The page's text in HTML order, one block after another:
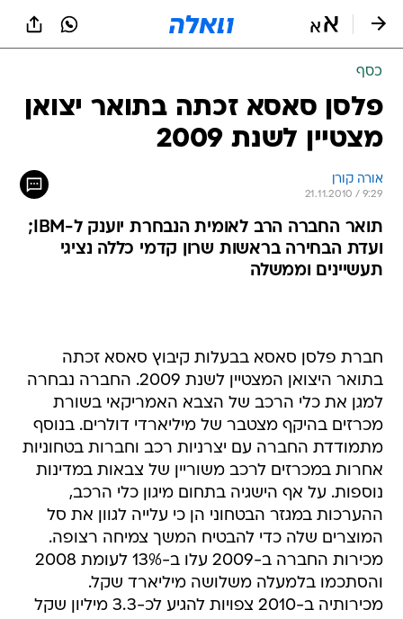
כסף
פלסן סאסא זכתה בתואר יצואן
מצטיין לשנת 2009
אורה קורן
21.11.2010 / 9:29
תואר החברה הרב לאומית הנבחרת יוענק ל-IBM;
ועדת הבחירה בראשות שרון קדמי כללה נציגי
תעשיינים וממשלה
חברת פלסן סאסא בבעלות קיבוץ סאסא זכתה
בתואר היצואן המצטיין לשנת 2009. החברה נבחרה
למגן את כלי הרכב של הצבא האמריקאי בשורת
מכרזים בהיקף מצטבר של מיליארדי דולרים. בנוסף
מתמודדת החברה עם יצרניות רכב וחברות בטחוניות
אחרות במכרזים לרכב משוריין של צבאות במדינות
נוספות. על אף הישגיה בתחום מיגון כלי הרכב,
ההערכות במגזר הבטחוני הן כי עלייה לגוון את סל
המוצרים שלה כדי להבטיח המשך צמיחה רצופה.
מכירות החברה ב-2009 עלו ב-13% לעומת 2008
והסתכמו בלמעלה משלושה מיליארד שקל.
מכירותיה ב-2010 צפויות להגיע לכ-3.3 מיליון שקל